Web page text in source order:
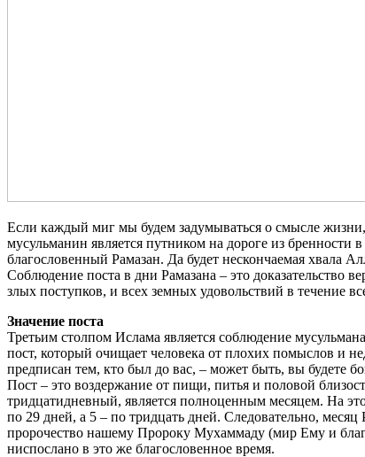
Если каждый миг мы будем задумываться о смысле
мусульманин является путником на дороге из
благословенный Рамазан. Да будет нескончаемая хвала
Соблюдение поста в дни Рамазана – это
злых поступков, и всех земных удовольствий в течение
Значение поста
Третьим столпом Ислама является соблюдение
пост, который очищает человека от плохих помыслов и
предписан тем, кто был до вас, – может быть, вы будете
Пост – это воздержание от пищи, питья и половой
тридцатидневный, является полноценным месяцем. На
по 29 дней, а 5 – по тридцать дней. Следовательно,
пророчество нашему Пророку Мухаммаду (мир Ему и
ниспослано в это же благословенное время.